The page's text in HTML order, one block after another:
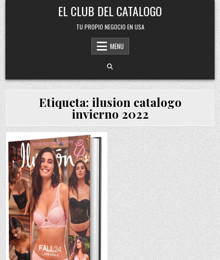
Skip
to
content
EL CLUB DEL CATALOGO
TU PROPIO NEGOCIO EN USA
MENU
Etiqueta: ilusion catalogo
invierno 2022
Posted
in